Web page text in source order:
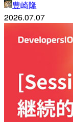
豊崎隆
2026.07.07